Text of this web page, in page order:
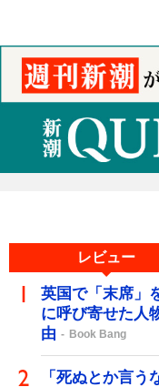
レビュー
英国で「末席」
に呼び寄せた人
由
Book Bang
「死ぬとか言